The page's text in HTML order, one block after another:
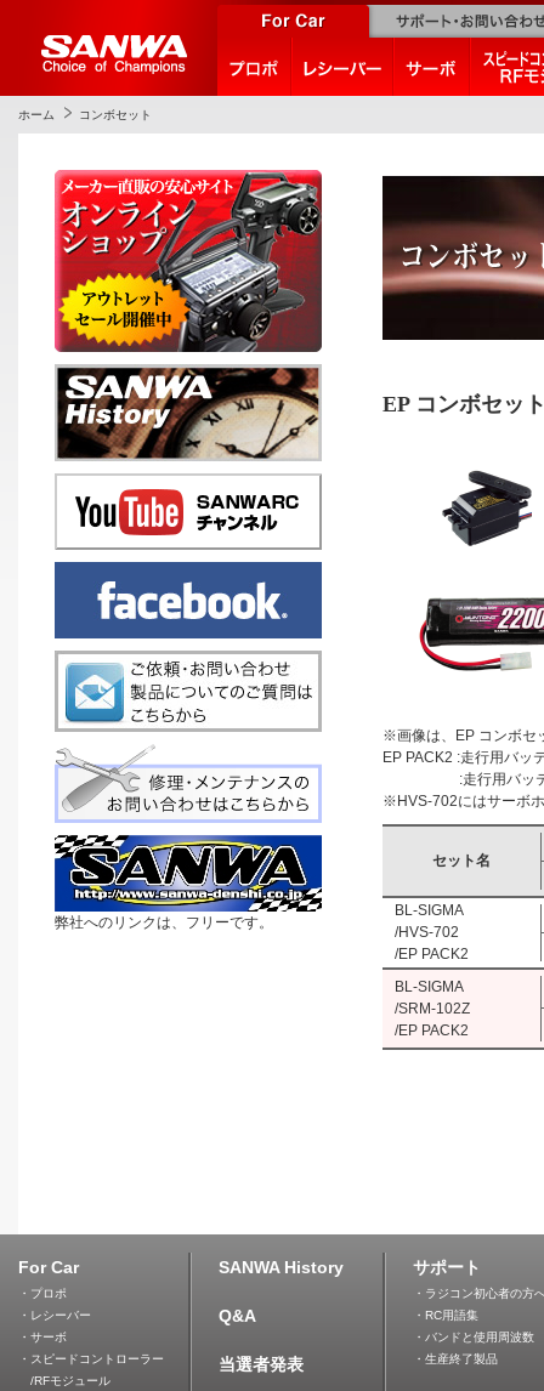
ホーム コンボセット
弊社へのリンクは、フリーです。
EP コンボセッ
※画像は、EP コンボセ
EP PACK2 :走行用バッ
:走行用バッテリ
※HVS-702にはサーボ
セット名
BL-SIGMA
/HVS-702
/EP PACK2
BL-SIGMA
/SRM-102Z
/EP PACK2
For Car
・プロポ
・レシーバー
・サーボ
・スピードコントローラー
/RFモジュール
SANWA History
Q&A
当選者発表
サポート
・ラジコン初心者の方
・RC用語集
・バンドと使用周波数
・生産終了製品